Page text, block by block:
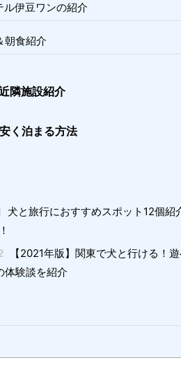
伊豆ワンの紹介
朝食紹介
隣施設紹介
く泊まる方法
犬と旅行におすすめスポット12個紹
【2021年版】関東で犬と行ける！
体験談を紹介